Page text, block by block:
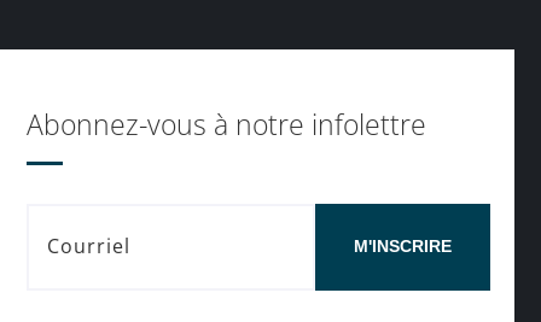
Abonnez-vous à notre infolettre
M'INSCRIRE